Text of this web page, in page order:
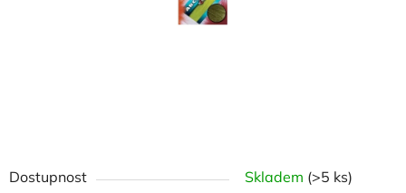
Dostupnost Skladem (>5 ks)